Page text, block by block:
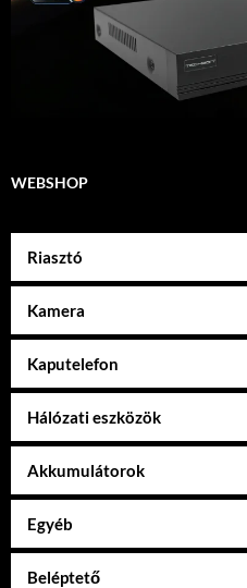
WEBSHOP
Riasztó
Kamera
Kaputelefon
Hálózati eszközök
Akkumulátorok
Egyéb
Beléptető